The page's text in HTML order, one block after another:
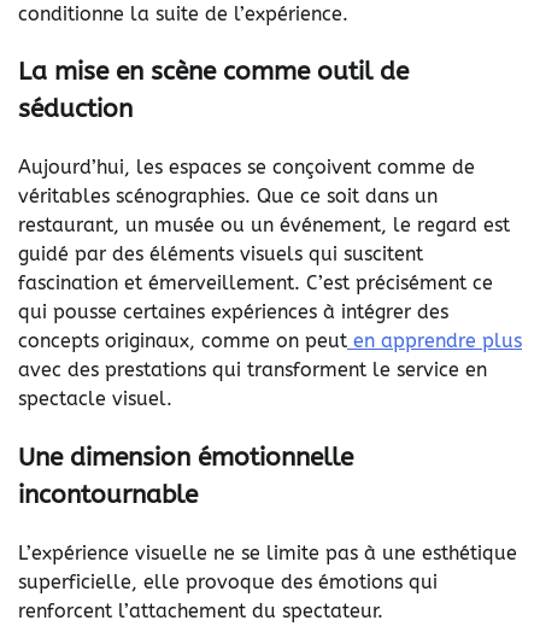
conditionne la suite de l’expérience.
La mise en scène comme outil de
séduction
Aujourd’hui, les espaces se conçoivent comme de
véritables scénographies. Que ce soit dans un
restaurant, un musée ou un événement, le regard est
guidé par des éléments visuels qui suscitent
fascination et émerveillement. C’est précisément ce
qui pousse certaines expériences à intégrer des
concepts originaux, comme on peut en apprendre plus
avec des prestations qui transforment le service en
spectacle visuel.
Une dimension émotionnelle
incontournable
L’expérience visuelle ne se limite pas à une esthétique
superficielle, elle provoque des émotions qui
renforcent l’attachement du spectateur.